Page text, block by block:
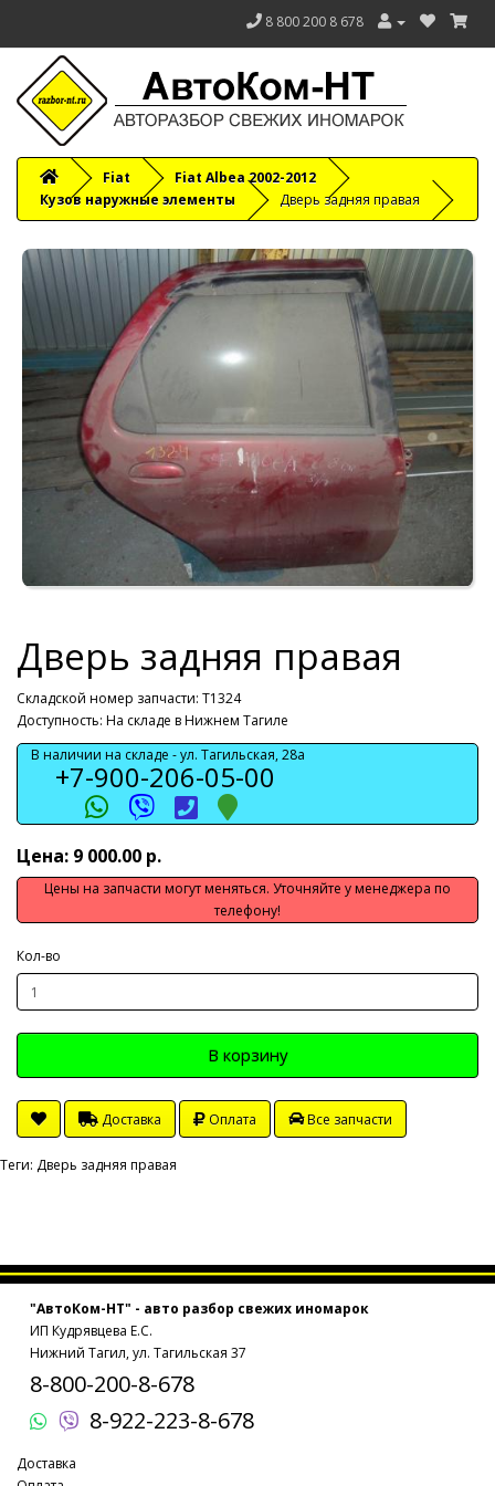
8 800 200 8 678
Fiat
Fiat Albea 2002-2012
Кузов наружные элементы
Дверь задняя правая
Дверь задняя правая
Складской номер запчасти: T1324
Доступность: На складе в Нижнем Тагиле
В наличии на складе -ул. Тагильская, 28а
+7-900-206-05-00
Цена: 9 000.00 р.
Цены на запчасти могут меняться. Уточняйте у менеджера по
телефону!
Кол-во
В корзину
Доставка Оплата Все запчасти
Теги: Дверь задняя правая
"АвтоКом-НТ" - авто разбор свежих иномарок
ИП Кудрявцева Е.С.
Нижний Тагил, ул. Тагильская 37
8-800-200-8-678
8-922-223-8-678
Доставка